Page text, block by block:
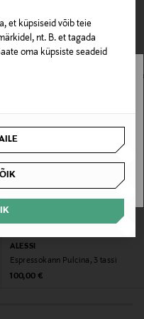
et küpsiseid võib teie
nt. B. et tagada
oma küpsiste seadeid
ALESSI
Espressokann Pulcina, 3 tassi
Original Price
100,00 €